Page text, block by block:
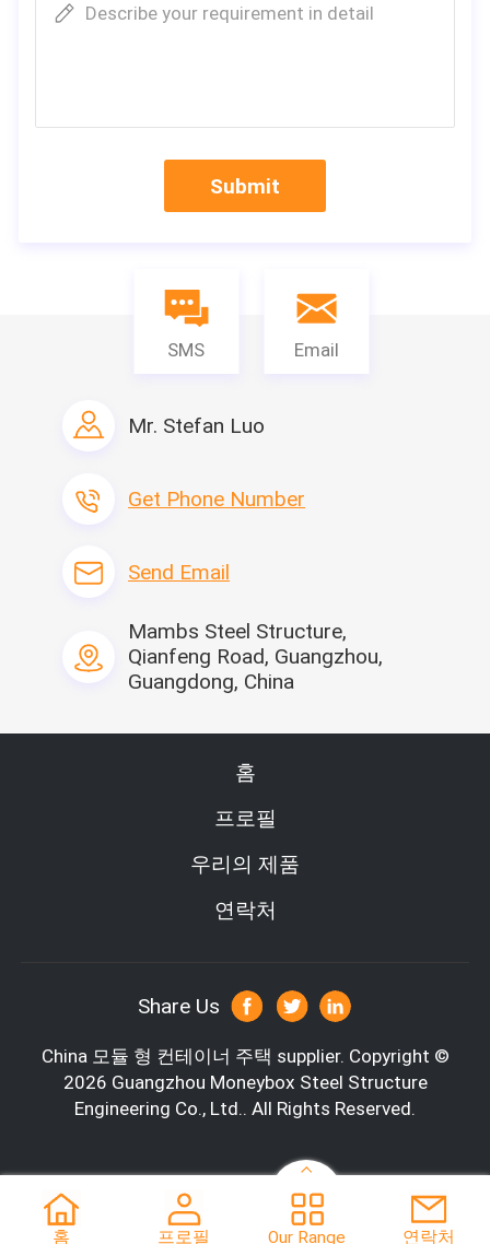
람이라도 적절한 운동을 하기에 충분한 공간이 있습니다.
서 선택할 수 있습니다.
이는 특히 화물 컨테이너를 사용하고 업사이클링하기 때문에 친환경
적인 사람들도 즐길 수 있음을 의미합니다.
그렇다면 이 풀은 얼마나 오래 지속됩니까?
선적 컨테이너 자체는 코르텐 스틸로 만들어졌기 때문에 매우 내구성
Describe your requirement in detail
Submit
SMS Email
Mr. Stefan Luo
Get Phone Number
Send Email
Mambs Steel Structure,
Qianfeng Road, Guangzhou,
Guangdong, China
홈
프로필
우리의 제품
연락처
Share Us
China 모듈 형 컨테이너 주택 supplier. Copyright ©
2026 Guangzhou Moneybox Steel Structure
Engineering Co., Ltd.. All Rights Reserved.
홈 프로필 Our Range 연락처